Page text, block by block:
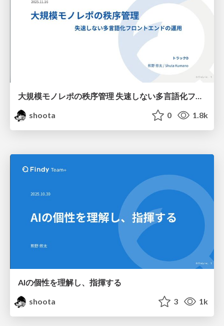
大規模モノレポの秩序管理 失速しない多言語化フロントエンドの運用 / JSConf JP 2025
shoota
0 1.8k
AIの個性を理解し、指揮する
shoota
3 1k